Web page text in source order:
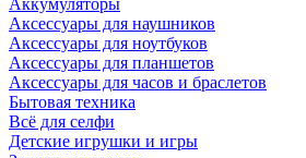
Аккумуляторы
Аксессуары для наушников
Аксессуары для ноутбуков
Аксессуары для планшетов
Аксессуары для часов и браслетов
Бытовая техника
Всё для селфи
Детские игрушки и игры